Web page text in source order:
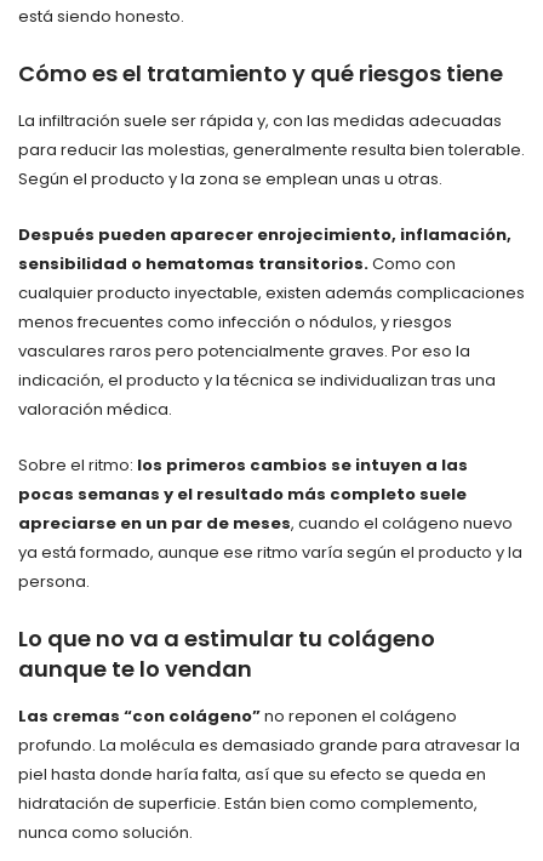
está siendo honesto.
Cómo es el tratamiento y qué riesgos tiene
La infiltración suele ser rápida y, con las medidas adecuadas
para reducir las molestias, generalmente resulta bien tolerable.
Según el producto y la zona se emplean unas u otras.
Después pueden aparecer enrojecimiento, inflamación,
sensibilidad o hematomas transitorios.Como con
cualquier producto inyectable, existen además complicaciones
menos frecuentes como infección o nódulos, y riesgos
vasculares raros pero potencialmente graves. Por eso la
indicación, el producto y la técnica se individualizan tras una
valoración médica.
Sobre el ritmo: los primeros cambios se intuyen a las
pocas semanas y el resultado más completo suele
apreciarse en un par de meses, cuando el colágeno nuevo
ya está formado, aunque ese ritmo varía según el producto y la
persona.
Lo que no va a estimular tu colágeno
aunque te lo vendan
Las cremas “con colágeno”no reponen el colágeno
profundo. La molécula es demasiado grande para atravesar la
piel hasta donde haría falta, así que su efecto se queda en
hidratación de superficie. Están bien como complemento,
nunca como solución.